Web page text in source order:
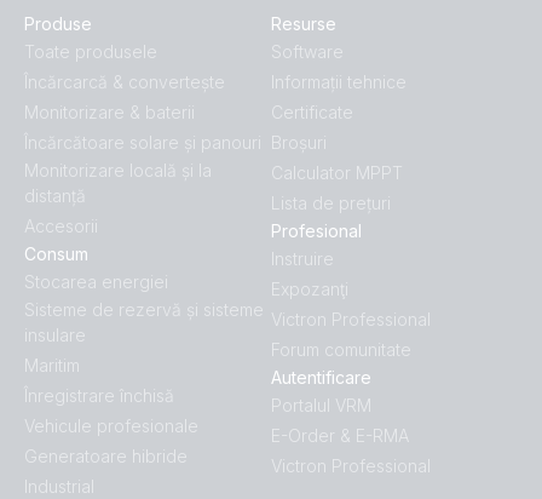
Produse
Toate produsele
Încărcarcă & convertește
Monitorizare & baterii
Încărcătoare solare și panouri
Monitorizare locală și la
distanță
Accesorii
Consum
Stocarea energiei
Sisteme de rezervă și sisteme
insulare
Maritim
Înregistrare închisă
Vehicule profesionale
Generatoare hibride
Industrial
Resurse
Software
Informații tehnice
Certificate
Broșuri
Calculator MPPT
Lista de prețuri
Profesional
Instruire
Expozanţi
Victron Professional
Forum comunitate
Autentificare
Portalul VRM
E-Order & E-RMA
Victron Professional